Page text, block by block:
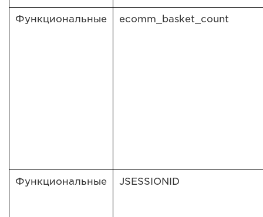
Функциональные ecomm_basket_count
Функциональные JSESSIONID